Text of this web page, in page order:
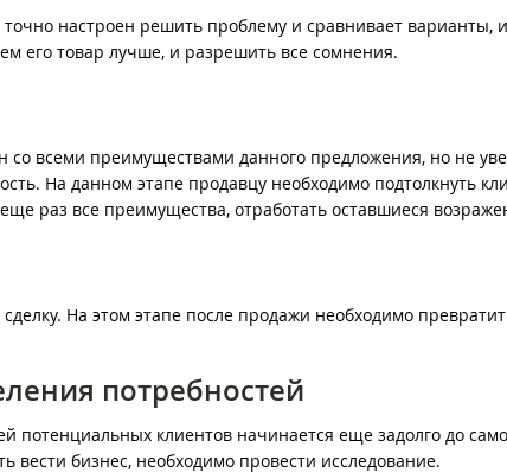
точно настроен решить проблему и сравнивает
его товар лучше, и разрешить все сомнения.
со всеми преимуществами данного предложения, но не
На данном этапе продавцу необходимо подтолкнуть
раз все преимущества, отработать оставшиеся
На этом этапе после продажи необходимо
потребностей
потенциальных клиентов начинается еще задолго до
вести бизнес, необходимо провести исследование.